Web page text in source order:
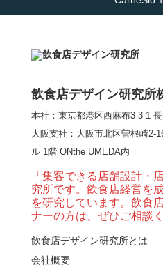
【熊の鳥焼
とライブ
和モダン串
「…
【Queux
ノルム）
薦めな&…
飲食店デザイン研究所
本社：東京都港区西麻布3-3-1
大阪支社 ：大阪市北区曽根崎2-
ル 1階 ONthe UMEDA内
「集客できる店舗設計・
究所です。飲食店経営を
を研究しています。飲食
ナーの方は、ぜひご相談
飲食店デザイン研究所とは
会社概要